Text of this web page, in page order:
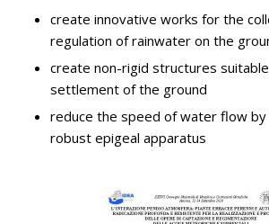
create innovative works for the
regulation of rainwater on the
create non-rigid structures
settlement of the ground
reduce the speed of water flow by
robust epigeal apparatus